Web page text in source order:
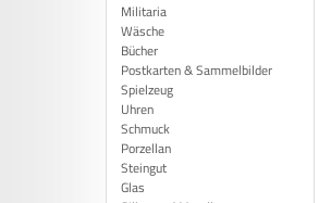
Militaria
Wäsche
Bücher
Postkarten & Sammelbilder
Spielzeug
Uhren
Schmuck
Porzellan
Steingut
Glas